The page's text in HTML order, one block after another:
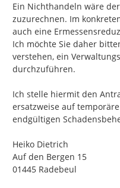
Ein Nichthandeln wäre
zuzurechnen. Im
auch eine
Ich möchte Sie daher
verstehen, ein
durchzuführen.
Ich stelle hiermit den
ersatzweise auf
endgültigen
Heiko Dietrich
Auf den Bergen 15
01445 Radebeul